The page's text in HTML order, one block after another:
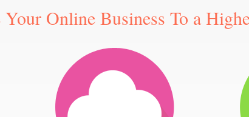
Your Online Business To a